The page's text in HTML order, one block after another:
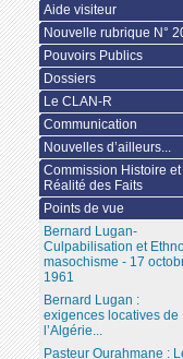
Aide visiteur
Nouvelle rubrique N°
Pouvoirs Publics
Dossiers
Le CLAN-R
Communication
Nouvelles d’ailleurs...
Commission Histoire et
Réalité des Faits
Points de vue
Bernard Lugan-
Culpabilisation et
masochisme - 17
1961
Bernard Lugan :
exigences locatives de
l’Algérie...
Pasteur Ourahmane :